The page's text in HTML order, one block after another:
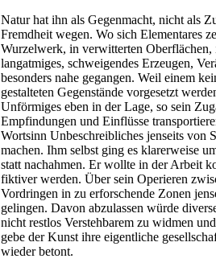
Natur hat ihn als Gegenmacht, nicht als
Fremdheit wegen. Wo sich Elementares
Wurzelwerk, in verwitterten
langatmiges, schweigendes Erzeugen,
besonders nahe gegangen. Weil einem
gestalteten Gegenstände vorgesetzt
Unförmiges eben in der Lage, so sein
Empfindungen und Einflüsse
Wortsinn Unbeschreibliches jenseits von
machen. Ihm selbst ging es klarerweise
statt nachahmen. Er wollte in der Arbeit
fiktiver werden. Über sein Operieren
Vordringen in zu erforschende Zonen
gelingen. Davon abzulassen würde
nicht restlos Verstehbarem zu widmen
gebe der Kunst ihre eigentliche
wieder betont.